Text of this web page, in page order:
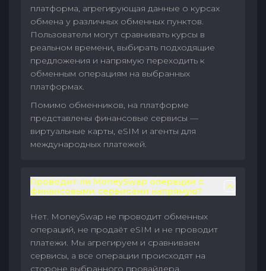
платформа, агрегирующая данные о курсах
обмена у различных обменных пунктов.
Пользователи могут сравнивать курсы в
реальном времени, выбирать подходящие
предложения и напрямую переходить к
обменным операциям на выбранных
платформах.
Помимо обменников, на платформе
представлены финансовые сервисы —
виртуальные карты, eSIM и агенты для
международных платежей.
Проводит ли MoneySwap операции с
финансовыми сервисами напрямую?
Нет. MoneySwap не проводит обменных
операций, не продаёт eSIM и не проводит
платежи. Мы агрегируем и сравниваем
сервисы, а все операции происходят на
стороне выбранного провайдера.